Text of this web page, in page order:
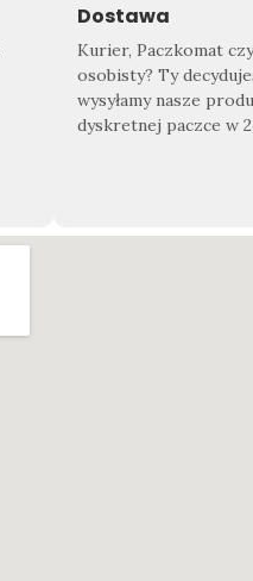
Dostawa
Kurier, Paczkomat
osobisty? Ty
wysyłamy nasze
dyskretnej paczce w